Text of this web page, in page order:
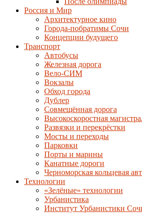
Россия и Мир
Архитектурное кино
Города-побратимы Сочи
Концепции будущего
Транспорт
Автобусы
Железная дорога
Вело-СИМ
Вокзалы
Обход города
Дублер
Совмещённая дорога
Высокоскоростная
Развязки и перекрёстки
Мосты и переходы
Парковки
Порты и марины
Канатные дороги
Черноморская кольцевая
Технологии
«Зелёные» технологии
Урбанистика
Институт Урбанистики